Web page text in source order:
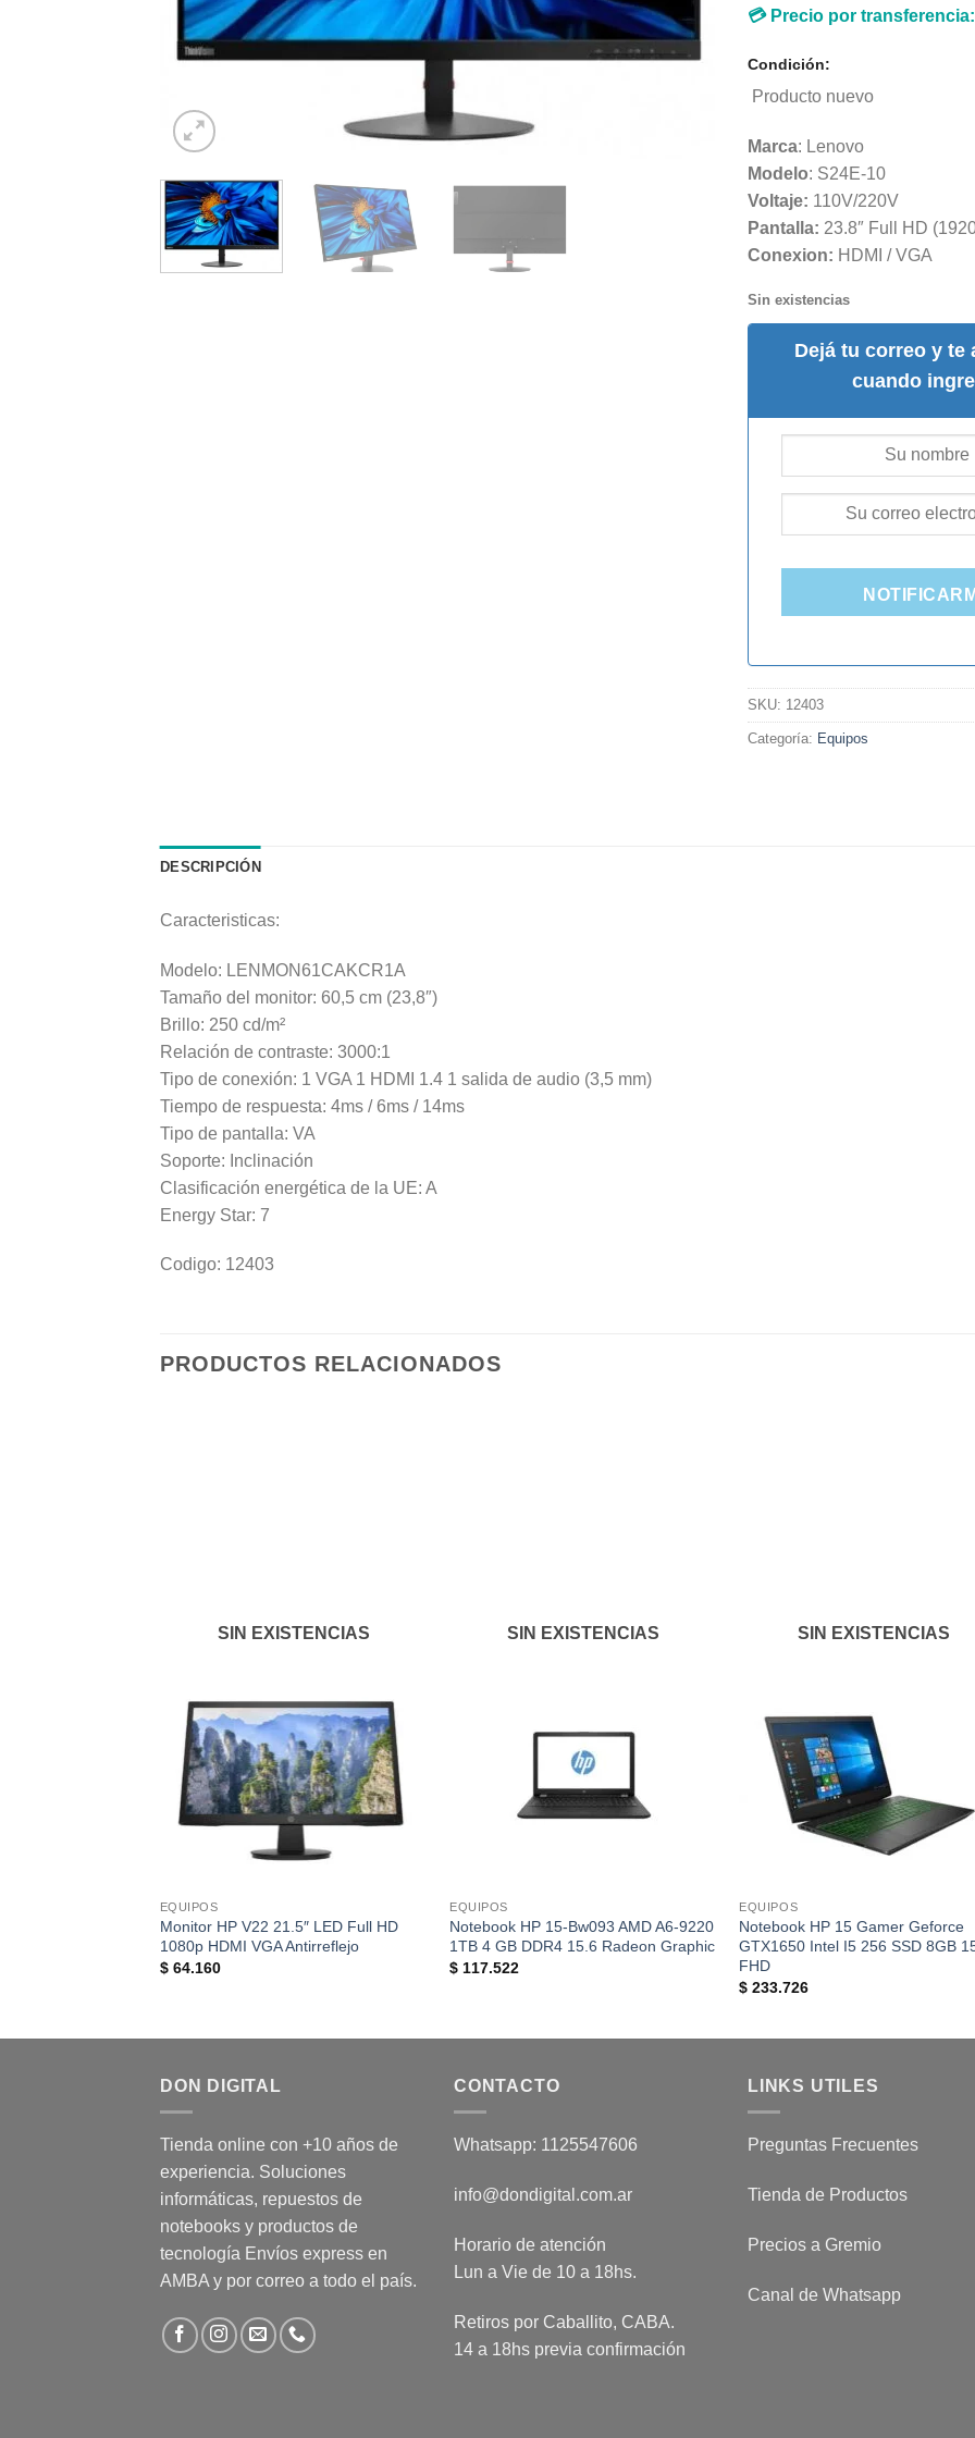
💳 Precio por
Condición:
Producto nuevo
Marca: Lenovo
Modelo: S24E-10
Voltaje: 110V/220V
Pantalla: 23.8″ Full HD
Conexion: HDMI / VGA
Sin existencias
Dejá tu correo y te
cuando
SKU: 12403
Categoría: Equipos
DESCRIPCIÓN
Caracteristicas:
Modelo: LENMON61CAKCR1A
Tamaño del monitor: 60,5 cm (23,8″)
Brillo: 250 cd/m²
Relación de contraste: 3000:1
Tipo de conexión: 1 VGA 1 HDMI 1.4 1 salida de audio (3,5 mm)
Tiempo de respuesta: 4ms / 6ms / 14ms
Tipo de pantalla: VA
Soporte: Inclinación
Clasificación energética de la UE: A
Energy Star: 7
Codigo: 12403
PRODUCTOS RELACIONADOS
SIN EXISTENCIAS
EQUIPOS
Monitor HP V22 21.5″ LED Full HD
1080p HDMI VGA Antirreflejo
$64.160
SIN EXISTENCIAS
EQUIPOS
Notebook HP 15-Bw093 AMD A6-9220
1TB 4 GB DDR4 15.6 Radeon Graphic
$ 117.522
SIN EXISTENCIAS
EQUIPOS
Notebook HP 15 Gamer Geforce
GTX1650 Intel I5 256 SSD 8GB
FHD
$ 233.726
DON DIGITAL
Tienda online con +10 años de
experiencia. Soluciones
informáticas, repuestos de
notebooks y productos de
tecnología Envíos express en
AMBA y por correo a todo el país.
CONTACTO
Whatsapp: 1125547606
info@dondigital.com.ar
Horario de atención
Lun a Vie de 10 a 18hs.
Retiros por Caballito, CABA.
14 a 18hs previa confirmación
LINKS UTILES
Preguntas Frecuentes
Tienda de Productos
Precios a Gremio
Canal de Whatsapp